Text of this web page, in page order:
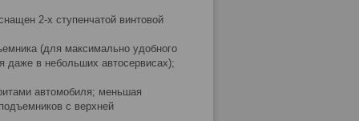
2-х ступенчатой винтовой
(для максимально удобного
даже в небольших автосервисах);
автомобиля; меньшая
с верхней